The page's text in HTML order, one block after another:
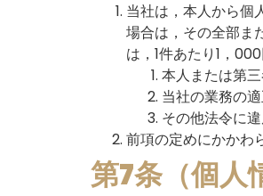
当社は，本人から個
場合は，その全部ま
は，1件あたり1，
本人または第
当社の業務の
その他法令に
前項の定めにかかわ
第7条（個人